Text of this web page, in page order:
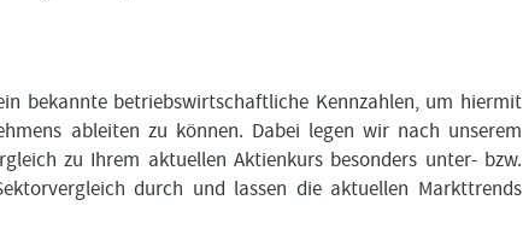
bekannte betriebswirtschaftliche Kennzahlen, um hiermit
ableiten zu können. Dabei legen wir nach unserem
zu Ihrem aktuellen Aktienkurs besonders unter- bzw.
durch und lassen die aktuellen Markttrends